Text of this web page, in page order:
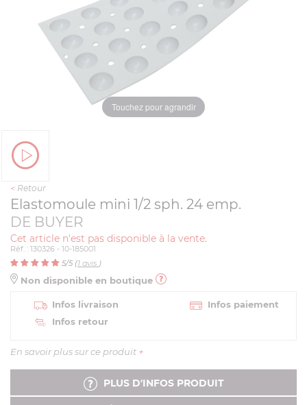
Touchez pour agrandir
< Retour
Elastomoule mini 1/2 sph. 24 emp.
DE BUYER
Cet article n'est pas disponible à la vente.
Réf. : 130326 - 10-185001
5/5 (1 avis )
Non disponible en boutique
Infos livraison
Infos paiement
Infos retour
En savoir plus sur ce produit +
PLUS D'INFOS PRODUIT